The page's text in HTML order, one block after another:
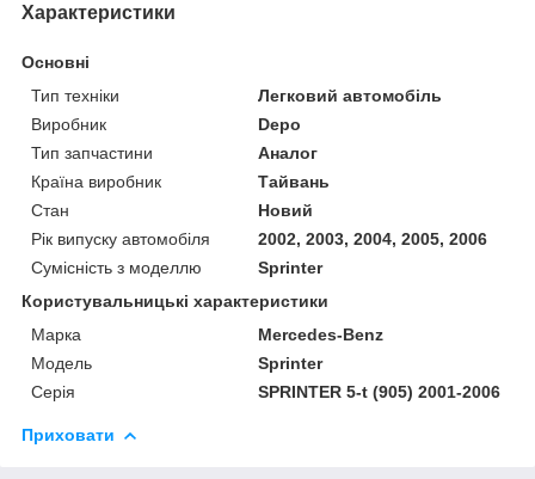
Характеристики
Основні
Тип техніки
Легковий автомобіль
Виробник
Depo
Тип запчастини
Аналог
Країна виробник
Тайвань
Стан
Новий
Рік випуску автомобіля
2002, 2003, 2004, 2005, 2006
Сумісність з моделлю
Sprinter
Користувальницькі характеристики
Марка
Mercedes-Benz
Модель
Sprinter
Серія
SPRINTER 5-t (905) 2001-2006
Приховати